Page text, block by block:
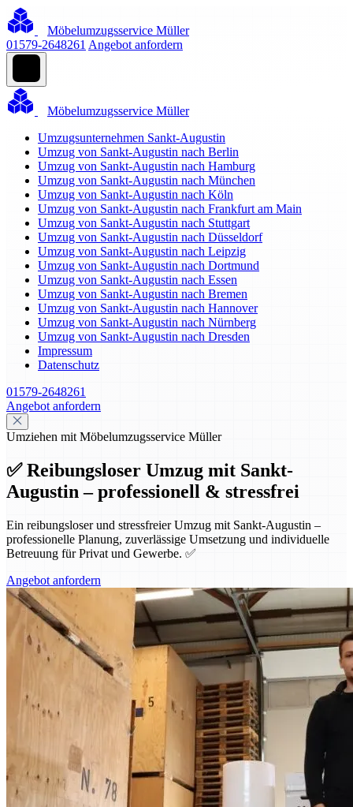
Möbelumzugsservice Müller
01579-2648261 Angebot anfordern
Möbelumzugsservice Müller
Umzugsunternehmen Sankt-Augustin
Umzug von Sankt-Augustin nach Berlin
Umzug von Sankt-Augustin nach Hamburg
Umzug von Sankt-Augustin nach München
Umzug von Sankt-Augustin nach Köln
Umzug von Sankt-Augustin nach Frankfurt am Main
Umzug von Sankt-Augustin nach Stuttgart
Umzug von Sankt-Augustin nach Düsseldorf
Umzug von Sankt-Augustin nach Leipzig
Umzug von Sankt-Augustin nach Dortmund
Umzug von Sankt-Augustin nach Essen
Umzug von Sankt-Augustin nach Bremen
Umzug von Sankt-Augustin nach Hannover
Umzug von Sankt-Augustin nach Nürnberg
Umzug von Sankt-Augustin nach Dresden
Impressum
Datenschutz
01579-2648261
Angebot anfordern
Umziehen mit Möbelumzugsservice Müller
✅ Reibungsloser Umzug mit Sankt-
Augustin – professionell & stressfrei
Ein reibungsloser und stressfreier Umzug mit Sankt-Augustin –
professionelle Planung, zuverlässige Umsetzung und individuelle
Betreuung für Privat und Gewerbe. ✅
Angebot anfordern